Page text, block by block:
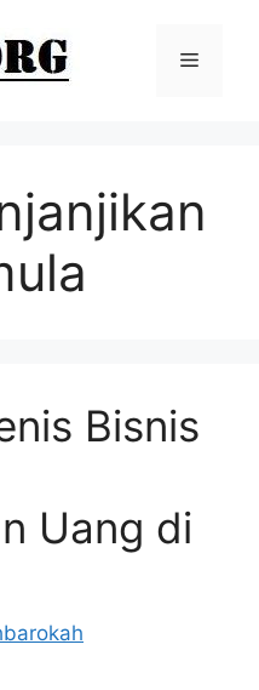
Menu
Bisnis
Uang di